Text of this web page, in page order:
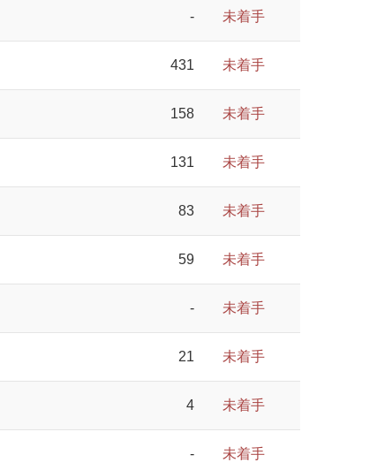
- 未着手
431 未着手
158 未着手
131 未着手
83 未着手
59 未着手
- 未着手
21 未着手
4 未着手
- 未着手